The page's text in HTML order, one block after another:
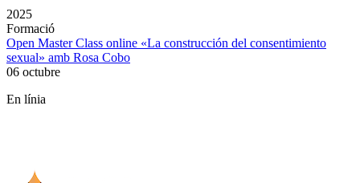
2025
Formació
Open Master Class online «La construcción del consentimiento
sexual» amb Rosa Cobo
06 octubre
En línia